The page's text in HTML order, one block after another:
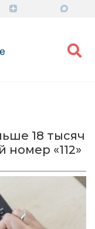
18 тысяч
«112»